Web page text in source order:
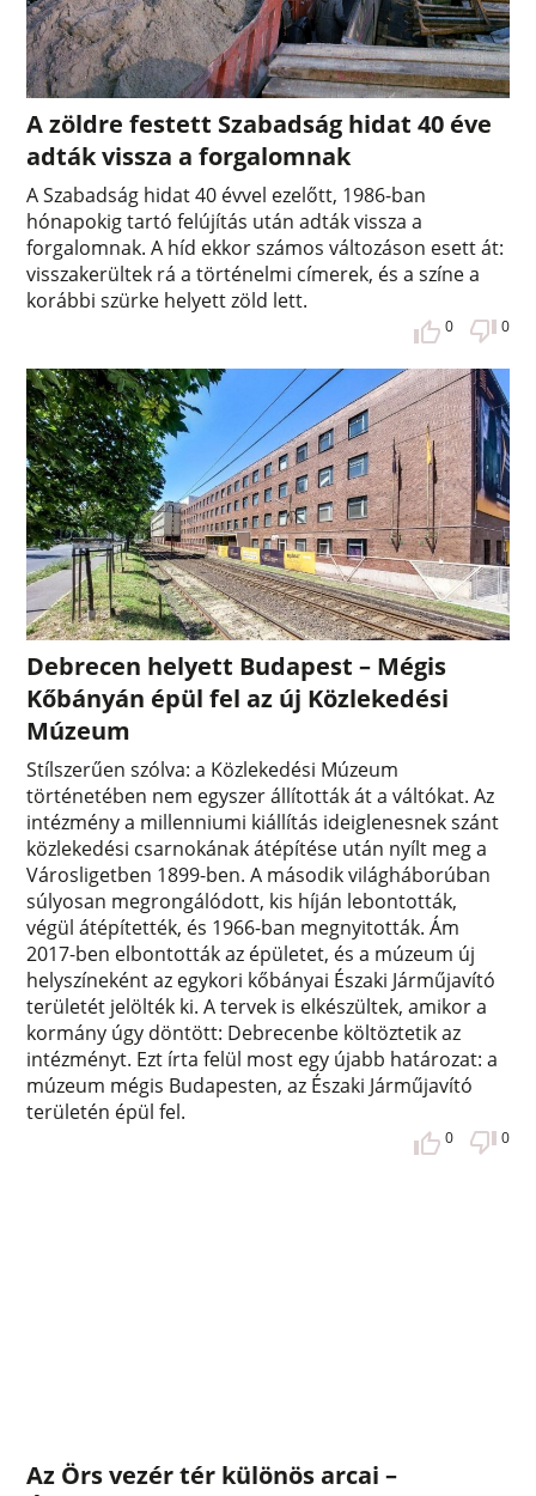
A zöldre festett Szabadság hidat 40 éve
adták vissza a forgalomnak
A Szabadság hidat 40 évvel ezelőtt, 1986-ban
hónapokig tartó felújítás után adták vissza a
forgalomnak. A híd ekkor számos változáson esett át:
visszakerültek rá a történelmi címerek, és a színe a
korábbi szürke helyett zöld lett.
0 0
Debrecen helyett Budapest – Mégis
Kőbányán épül fel az új Közlekedési
Múzeum
Stílszerűen szólva: a Közlekedési Múzeum
történetében nem egyszer állították át a váltókat. Az
intézmény a millenniumi kiállítás ideiglenesnek szánt
közlekedési csarnokának átépítése után nyílt meg a
Városligetben 1899-ben. A második világháborúban
súlyosan megrongálódott, kis híján lebontották,
végül átépítették, és 1966-ban megnyitották. Ám
2017-ben elbontották az épületet, és a múzeum új
helyszíneként az egykori kőbányai Északi Járműjavító
területét jelölték ki. A tervek is elkészültek, amikor a
kormány úgy döntött: Debrecenbe költöztetik az
intézményt. Ezt írta felül most egy újabb határozat: a
múzeum mégis Budapesten, az Északi Járműjavító
területén épül fel.
0 0
Az Örs vezér tér különös arcai –